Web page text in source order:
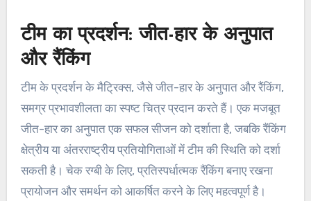
टीम का प्रदर्शन: जीत-हार के अनुपात
और रैंकिंग
टीम के प्रदर्शन के मैट्रिक्स, जैसे जीत-हार के अनुपात और रैंकिंग,
समग्र प्रभावशीलता का स्पष्ट चित्र प्रदान करते हैं। एक मजबूत
जीत-हार का अनुपात एक सफल सीजन को दर्शाता है, जबकि रैंकिंग
क्षेत्रीय या अंतरराष्ट्रीय प्रतियोगिताओं में टीम की स्थिति को दर्शा
सकती है। चेक रग्बी के लिए, प्रतिस्पर्धात्मक रैंकिंग बनाए रखना
प्रायोजन और समर्थन को आकर्षित करने के लिए महत्वपूर्ण है।